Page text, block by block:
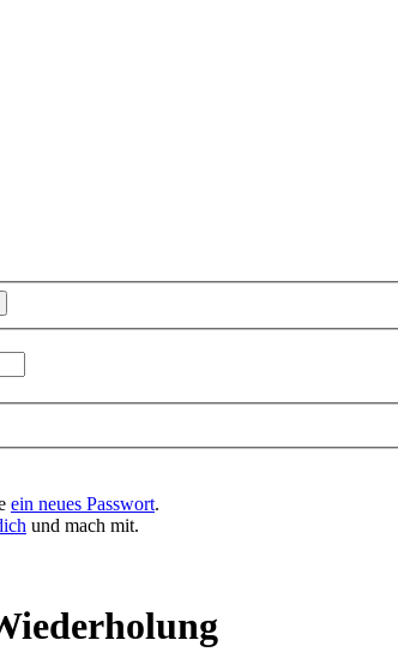
ein neues Passwort.
und mach mit.